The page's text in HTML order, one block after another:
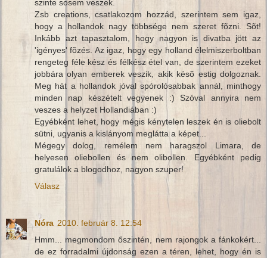
szinte sosem veszek.
Zsb creations, csatlakozom hozzád, szerintem sem igaz,
hogy a hollandok nagy többsége nem szeret fõzni. Sõt!
Inkább azt tapasztalom, hogy nagyon is divatba jött az
'igényes' fõzés. Az igaz, hogy egy holland élelmiszerboltban
rengeteg féle kész és félkész étel van, de szerintem ezeket
jobbára olyan emberek veszik, akik késõ estig dolgoznak.
Meg hát a hollandok jóval spórolósabbak annál, minthogy
minden nap készételt vegyenek :) Szóval annyira nem
veszes a helyzet Hollandiában :)
Egyébként lehet, hogy mégis kénytelen leszek én is oliebolt
sütni, ugyanis a kislányom meglátta a képet...
Mégegy dolog, remélem nem haragszol Limara, de
helyesen oliebollen és nem olibollen. Egyébként pedig
gratulálok a blogodhoz, nagyon szuper!
Válasz
Nóra 2010. február 8. 12:54
Hmm... megmondom őszintén, nem rajongok a fánkokért...
de ez forradalmi újdonság ezen a téren, lehet, hogy én is